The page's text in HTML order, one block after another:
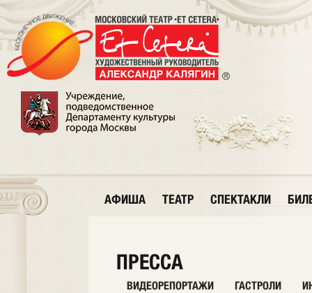
АФИША ТЕАТР СПЕКТАКЛИ
ПРЕССА
ВИДЕОРЕПОРТАЖИ ГАСТРОЛИ